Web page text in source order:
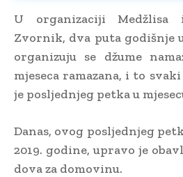
U organizaciji Medžlisa
Zvornik, dva puta godišnje
organizuju se džume
mjeseca ramazana, i to
je posljednjeg petka u
Danas, ovog posljednjeg
2019. godine, upravo je
dova za domovinu.